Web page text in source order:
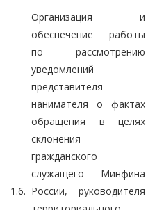
1.6.
Организация и
обеспечение работы
по рассмотрению
уведомлений
представителя
нанимателя о фактах
обращения в целях
склонения
гражданского
служащего Минфина
России, руководителя